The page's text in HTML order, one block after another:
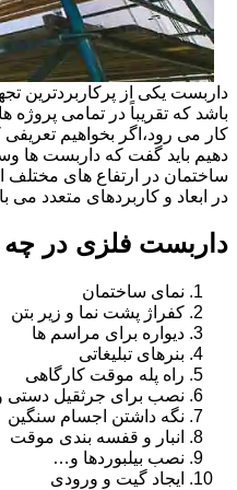
داربست یکی از پرکاربردترین
باشد که تقریباً در تمامی
کار می رود،اگر بخواهیم تعریفی
دهیم باید گفت که داربست ها
ساختمان در ارتفاع های مختلف
در ابعاد و کاربردهای متعدد می
داربست فلزی در چه
نمای ساختمان
کفراژ پشت نما و زیر بتن
دیواره برای مراسم ها
بنرهای تبلیغاتی
راه پله موقت کارگاهی
نصب برای جرثقیل دستی
نگه داشتن اجسام سنگین
انبار و قفسه بندی موقت
نصب بیلبوردها و…
ایجاد گیت و ورودی